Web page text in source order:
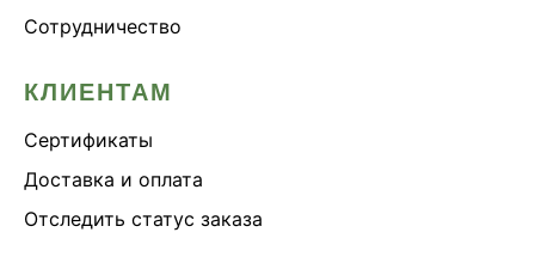
Сотрудничество
КЛИЕНТАМ
Сертификаты
Доставка и оплата
Отследить статус заказа